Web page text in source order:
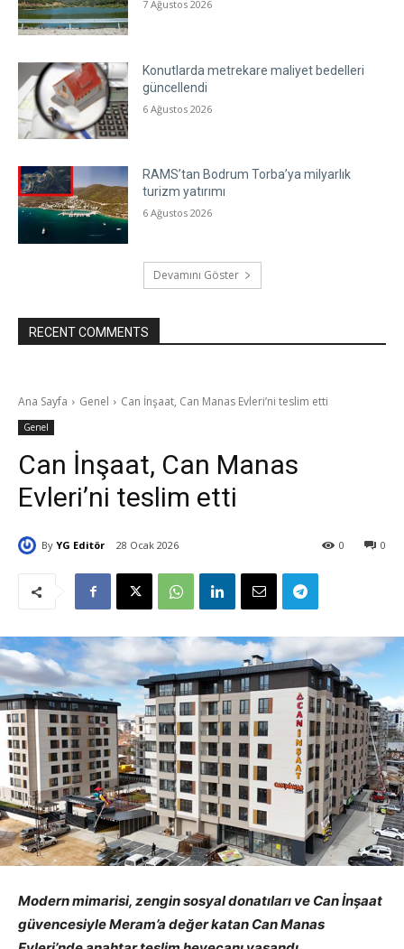
7 Ağustos 2026
Konutlarda metrekare maliyet bedelleri
güncellendi
6 Ağustos 2026
RAMS’tan Bodrum Torba’ya milyarlık
turizm yatırımı
6 Ağustos 2026
Devamını Göster
RECENT COMMENTS